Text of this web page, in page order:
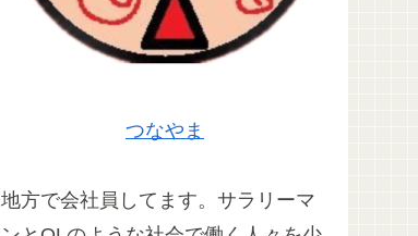
つなやま
地方で会社員してます。サラリーマ